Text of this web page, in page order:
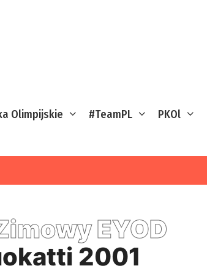
Olimpijskie #TeamPL PKOl
EYOD
2001